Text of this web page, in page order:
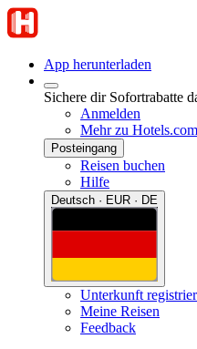
App herunterladen
Sichere dir Sofortrabatte
Anmelden
Mehr zu
Posteingang
Reisen buchen
Hilfe
Deutsch · EUR · DE
Unterkunft
Meine Reisen
Feedback